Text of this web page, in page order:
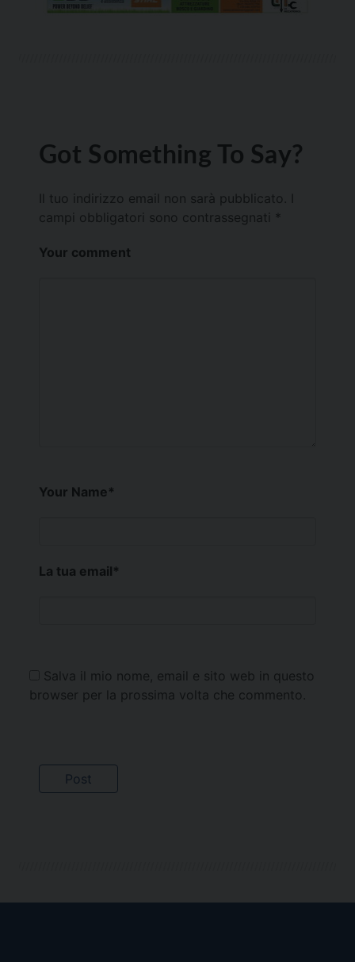
Got Something To Say?
Il tuo indirizzo email non sarà pubblicato.
campi obbligatori sono contrassegnati *
Your comment
Your Name*
La tua email*
Salva il mio nome, email e sito web in questo
browser per la prossima volta che commento.